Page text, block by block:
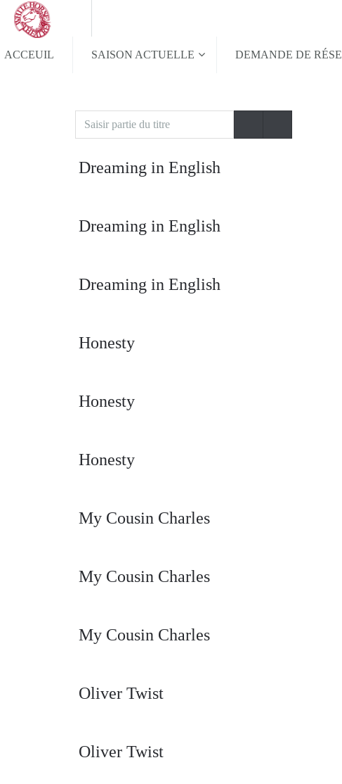
ACCEUIL SAISON ACTUELLE DEMANDE DE
Saisir
partie
titre
Dreaming in English
Dreaming in English
Dreaming in English
Honesty
Honesty
Honesty
My Cousin Charles
My Cousin Charles
My Cousin Charles
Oliver Twist
Oliver Twist